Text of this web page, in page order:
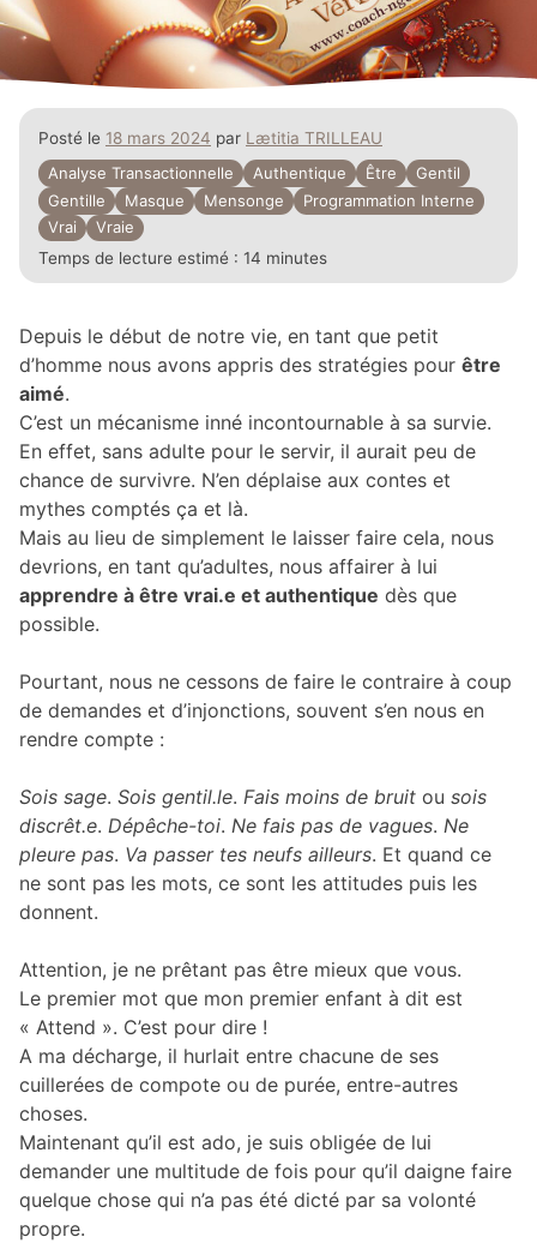
Posté le 18 mars 2024 par Lætitia TRILLEAU
Analyse Transactionnelle
Authentique Être
Gentil
Gentille
Masque Mensonge
Programmation Interne
Vrai
Vraie
Temps de lecture estimé : 14 minutes
Depuis le début de notre vie, en tant que petit
d’homme nous avons appris des stratégies pour être
aimé.
C’est un mécanisme inné incontournable à sa survie.
En effet, sans adulte pour le servir, il aurait peu de
chance de survivre. N’en déplaise aux contes et
mythes comptés ça et là.
Mais au lieu de simplement le laisser faire cela, nous
devrions, en tant qu’adultes, nous affairer à lui
apprendre à être vrai.e et authentique dès que
possible.
Pourtant, nous ne cessons de faire le contraire à coup
de demandes et d’injonctions, souvent s’en nous en
rendre compte :
Sois sage. Sois gentil.le. Fais moins de bruit ou sois
discrêt.e. Dépêche-toi. Ne fais pas de vagues. Ne
pleure pas. Va passer tes neufs ailleurs. Et quand ce
ne sont pas les mots, ce sont les attitudes puis les
donnent.
Attention, je ne prêtant pas être mieux que vous.
Le premier mot que mon premier enfant à dit est
« Attend ». C’est pour dire !
A ma décharge, il hurlait entre chacune de ses
cuillerées de compote ou de purée, entre-autres
choses.
Maintenant qu’il est ado, je suis obligée de lui
demander une multitude de fois pour qu’il daigne faire
quelque chose qui n’a pas été dicté par sa volonté
propre.